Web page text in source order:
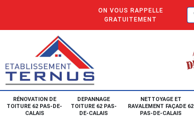
ON VOUS RAPPELLE
GRATUITEMENT
RÉNOVATION DE
TOITURE 62 PAS-DE-
CALAIS
DEPANNAGE
TOITURE 62 PAS-
DE-CALAIS
NETTOYAGE ET
RAVALEMENT FAÇADE 62
PAS-DE-CALAIS